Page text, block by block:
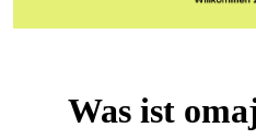
Was ist